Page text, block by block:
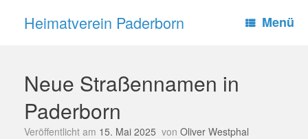
springenHeimatverein Paderborn Menü
Neue Straßennamen in
Paderborn
Veröffentlicht am 15. Mai 2025 von Oliver Westphal